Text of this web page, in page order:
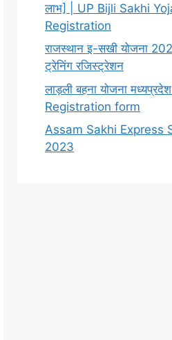
लाभ] | UP Bijli Sakhi
Registration
राजस्थान इ-सखी योजना
ट्रेनिंग रजिस्ट्रेशन
लाड़ली बहना योजना
Registration form
Assam Sakhi Express
2023